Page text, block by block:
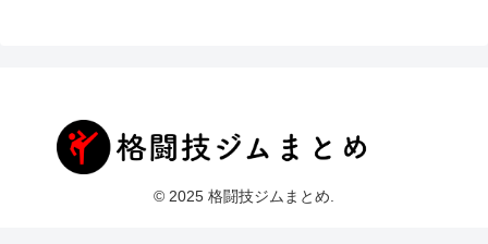
© 2025 格闘技ジムまとめ.